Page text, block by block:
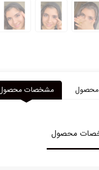
مشخصات محصول
محصول